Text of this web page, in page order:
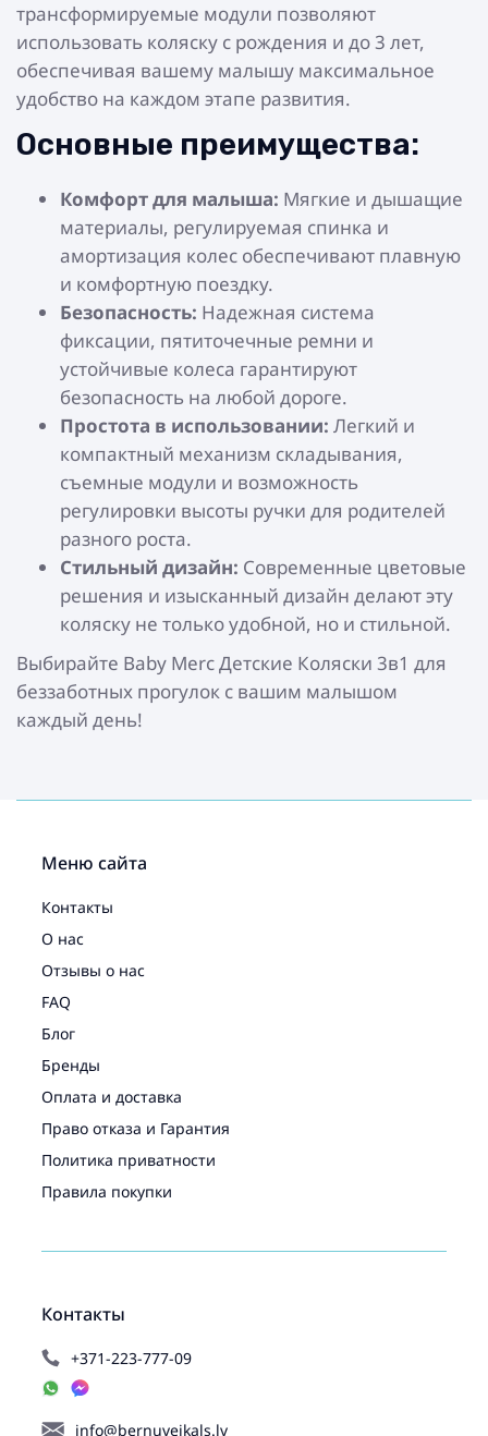
трансформируемые модули позволяют
использовать коляску с рождения и до 3 лет,
обеспечивая вашему малышу максимальное
удобство на каждом этапе развития.
Основные преимущества:
Комфорт для малыша: Мягкие и дышащие
материалы, регулируемая спинка и
амортизация колес обеспечивают плавную
и комфортную поездку.
Безопасность: Надежная система
фиксации, пятиточечные ремни и
устойчивые колеса гарантируют
безопасность на любой дороге.
Простота в использовании: Легкий и
компактный механизм складывания,
съемные модули и возможность
регулировки высоты ручки для родителей
разного роста.
Стильный дизайн: Современные цветовые
решения и изысканный дизайн делают эту
коляску не только удобной, но и стильной.
Выбирайте Baby Merc Детские Коляски 3в1 для
беззаботных прогулок с вашим малышом
каждый день!
Контакты
+371-223-777-09
info@bernuveikals.lv
Меню сайта
Контакты
О нас
Отзывы о нас
FAQ
Блог
Бренды
Оплата и доставка
Право отказа и Гарантия
Политика приватности
Правила покупки